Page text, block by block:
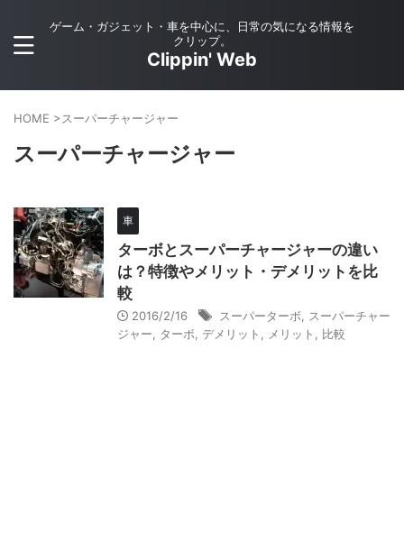
ゲーム・ガジェット・車を中心に、日常の気になる情報を
クリップ。
Clippin' Web
HOME >スーパーチャージャー
スーパーチャージャー
車
ターボとスーパーチャージャーの違い
は？特徴やメリット・デメリットを比
較
2016/2/16 スーパーターボ
スーパーチャー
ジャー
ターボ デメリット メリット 比較